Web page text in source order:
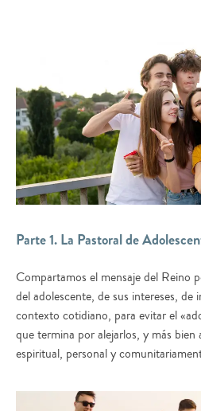
Parte 1. La Pastoral de
Compartamos el mensaje del Reino
del adolescente, de sus intereses, de
contexto cotidiano, para evitar el
que termina por alejarlos, y más bien
espiritual, personal y